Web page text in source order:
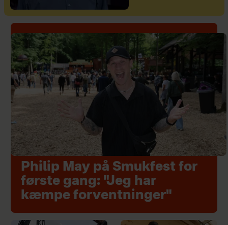
Philip May på Smukfest for
første gang: "Jeg har
kæmpe forventninger"